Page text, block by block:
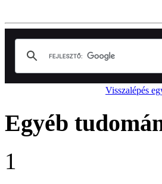
Visszalépés
Egyéb
1